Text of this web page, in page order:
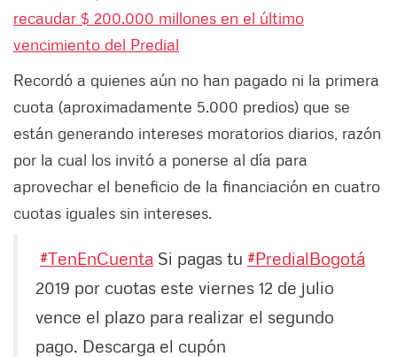
recaudar $ 200.000 millones en el último
vencimiento del Predial
Recordó a quienes aún no han pagado ni la primera
cuota (aproximadamente 5.000 predios) que se
están generando intereses moratorios diarios, razón
por la cual los invitó a ponerse al día para
aprovechar el beneficio de la financiación en cuatro
cuotas iguales sin intereses.
#TenEnCuenta Si pagas tu #PredialBogotá
2019 por cuotas este viernes 12 de julio
vence el plazo para realizar el segundo
pago. Descarga el cupón